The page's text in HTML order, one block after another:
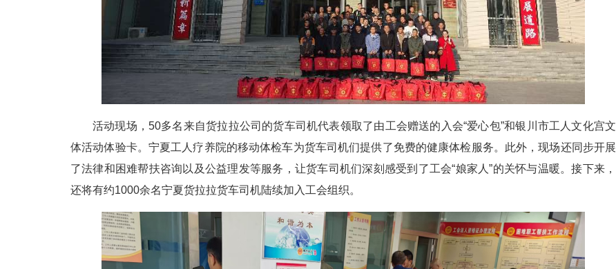
活动现场，50多名来自货拉拉公司的货车司机代表领取了由工会赠送的入会“爱心包”和银川市工人文化宫文
体活动体验卡。宁夏工人疗养院的移动体检车为货车司机们提供了免费的健康体检服务。此外，现场还同步开展
了法律和困难帮扶咨询以及公益理发等服务，让货车司机们深刻感受到了工会“娘家人”的关怀与温暖。接下来，
还将有约1000余名宁夏货拉拉货车司机陆续加入工会组织。